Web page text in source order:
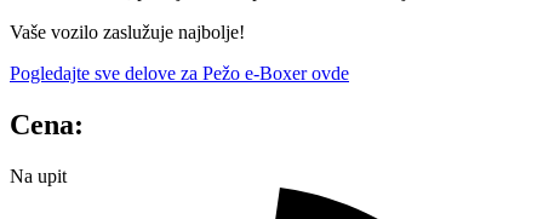
Vaše vozilo zaslužuje najbolje!
Pogledajte sve delove za Pežo e-Boxer ovde
Cena:
Na upit